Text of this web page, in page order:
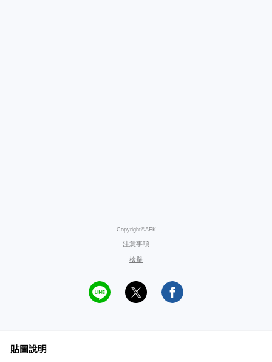
Copyright©AFK
注意事項
檢舉
貼圖說明